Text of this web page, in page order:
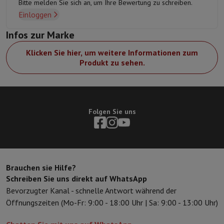
Langlebigkeit und Mobilität
Leichtes und robustes Design aus armiertem Aluminium. IP68-
klassifiziert, wasser- und staubabweisend.
Mit Dual & eSIM.
Wechseln Sie ganz einfach von einem Anbieter zum anderen,
ohne die SIM-Karte zu wechseln. Kombinieren Sie jetzt
Arbeiten Sie effizienter und holen Sie das Beste aus Ihrer
Wird mit dem verbesserten S Pen geliefert und kann mit dem
neuen S Pen Pro2, dem Note View Cover und vielem anderen
Zubehör erweitert werden.
Bitte melden Sie sich an, um Ihre Bewertung zu schreiben.
Einloggen
Infos zur Marke
Klicken Sie hier, um weitere Informationen zum
Produkt zu sehen.
Folgen Sie uns
Brauchen sie Hilfe?
Schreiben Sie uns direkt auf WhatsApp
Bevorzugter Kanal - schnelle Antwort während der
Öffnungszeiten (Mo-Fr: 9:00 - 18:00 Uhr | Sa: 9:00 - 13:00 Uhr)